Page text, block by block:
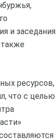
и заседания
ресурсов,
что с целью